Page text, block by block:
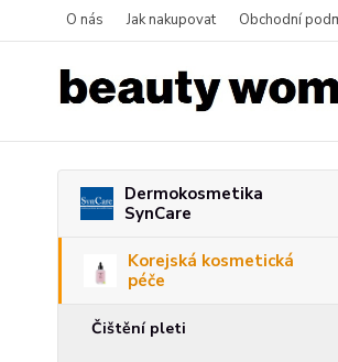
O nás Jak nakupovat Obchodní
Dermokosmetika
SynCare
Korejská kosmetická
péče
Čištění pleti